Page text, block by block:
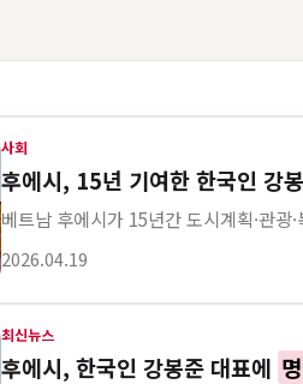
사회
후에시, 15년 기여한 한국인 강
베트남 후에시가 15년간 도시계획·관
게시 시각
2026.04.19
최신뉴스
후에시, 한국인 강봉준 대표에